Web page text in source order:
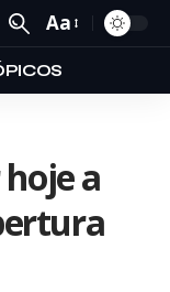
Aa
a